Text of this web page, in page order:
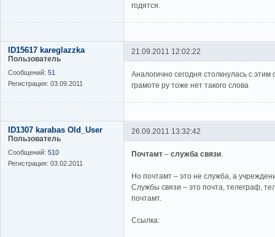
годятся.
ID15617 kareglazzka
Пользователь
Сообщений: 51
Регистрация: 03.09.2011
21.09.2011 12:02:22
Аналогично сегодня столкнулась с
грамоте ру тоже нет такого слова
ID1307 karabas Old_User
Пользователь
Сообщений: 510
Регистрация: 03.02.2011
26.09.2011 13:32:42
Почтамт – служба связи
Но почтамт – это не служба, а
Службы связи – это почта, телеграф,
почтамт.
Ссылка: